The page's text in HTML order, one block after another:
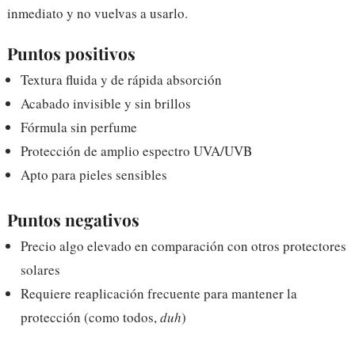
inmediato y no vuelvas a usarlo.
Puntos positivos
Textura fluida y de rápida absorción
Acabado invisible y sin brillos
Fórmula sin perfume
Protección de amplio espectro UVA/UVB
Apto para pieles sensibles
Puntos negativos
Precio algo elevado en comparación con otros protectores
solares
Requiere reaplicación frecuente para mantener la
protección (como todos,duh)